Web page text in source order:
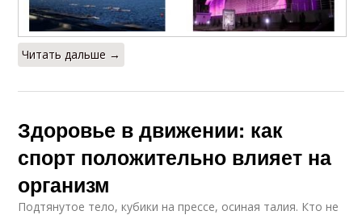
Читать дальше →
Здоровье в движении: как
спорт положительно влияет на
организм
Подтянутое тело, кубики на прессе, осиная талия. Кто не